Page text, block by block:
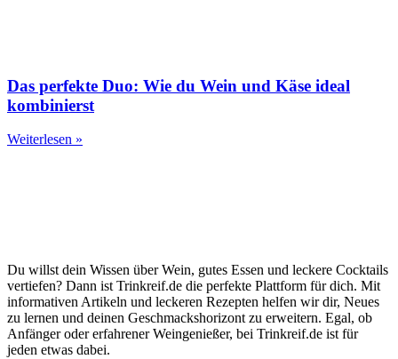
Das perfekte Duo: Wie du Wein und Käse ideal
kombinierst
Weiterlesen »
Du willst dein Wissen über Wein, gutes Essen und leckere Cocktails
vertiefen? Dann ist Trinkreif.de die perfekte Plattform für dich. Mit
informativen Artikeln und leckeren Rezepten helfen wir dir, Neues
zu lernen und deinen Geschmackshorizont zu erweitern. Egal, ob
Anfänger oder erfahrener Weingenießer, bei Trinkreif.de ist für
jeden etwas dabei.